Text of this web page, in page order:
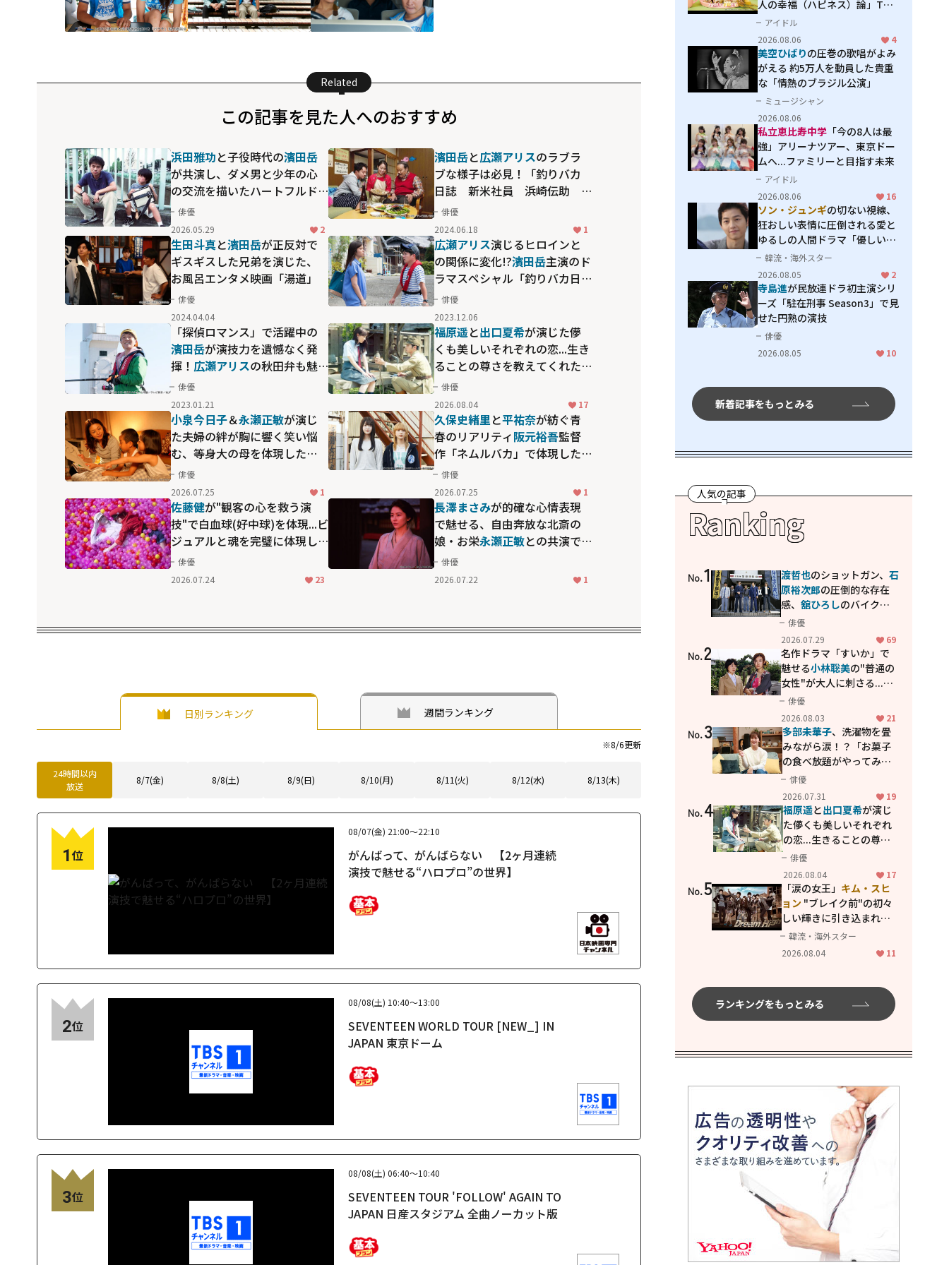
Related
この記事を見た人へのおすすめ
浜田雅功と子役時代の濱田岳
が共演し、ダメ男と少年の心
の交流を描いたハートフルド
ラマ！
な会話劇も魅力の「ひとりぼ
っちの君に」
俳優
2026.05.29
2
濱田岳と広瀬アリスのラブラ
ブな様子は必見！「釣りバカ
日誌 新米社員 浜崎伝助
瀬戸内海で大漁！結婚式大パ
ニック編」
俳優
2024.06.18
1
生田斗真と濱田岳が正反対で
ギスギスした兄弟を演じた、
お風呂エンタメ映画「湯道」
俳優
2024.04.04
広瀬アリス演じるヒロインと
の関係に変化!?濱田岳主演のド
ラマスペシャル「釣りバカ日
誌 新入社員 浜崎伝助 伊
勢志摩で大漁！初めての出張
編」
俳優
2023.12.06
「探偵ロマンス」で活躍中の
濱田岳が演技力を遺憾なく発
揮！ 広瀬アリスの秋田弁も魅
力のドラマ「釣りバカ日誌
新入社員 浜崎伝助」
俳優
2023.01.21
福原遥と出口夏希が演じた儚
くも美しいそれぞれの恋...生き
ることの尊さを教えてくれた
映画「あの花が咲く丘で、君と
また出会えたら。」
俳優
2026.08.04
17
小泉今日子＆永瀬正敏が演じ
た夫婦の絆が胸に響く――笑い悩
む、等身大の母を体現した
「毎日かあさん」
俳優
2026.07.25
1
久保史緒里と平祐奈が紡ぐ青
春のリアリティ――阪元裕吾監督
作「ネムルバカ」で体現した
ゆるやかな空気
俳優
2026.07.25
1
佐藤健が"観客の心を救う演
技"で白血球(好中球)を体現...ビ
ジュアルと魂を完璧に体現し
た映画「はたらく細胞」
俳優
2026.07.24
23
長澤まさみが的確な心情表現
で魅せる、自由奔放な北斎の
娘・お栄――永瀬正敏との共演で
絵師親子の絆を描いた「おー
い、応為」
俳優
2026.07.22
1
日別ランキング 週間ランキング
※8/6更新
24時間以内
放送
8/7(金) 8/8(土) 8/9(日) 8/10(月) 8/11(火) 8/12(水) 8/13(木)
1位
08/07(金) 21:00～22:10
がんばって、がんばらない 【2ヶ月連続
演技で魅せる“ハロプロ”の世界】
2位
08/08(土) 10:40～13:00
SEVENTEEN WORLD TOUR [NEW_] IN
JAPAN 東京ドーム
3位
08/08(土) 06:40～10:40
SEVENTEEN TOUR 'FOLLOW' AGAIN TO
JAPAN 日産スタジアム 全曲ノーカット版
人の幸福（ハピネス）論」THE
MAKING
アイドル
2026.08.06
4
美空ひばりの圧巻の歌唱がよみ
がえる 約5万人を動員した貴重
な「情熱のブラジル公演」
ミュージシャン
2026.08.06
私立恵比寿中学 「今の8人は最
強」アリーナツアー、東京ドー
ムへ...ファミリーと目指す未来
アイドル
2026.08.06
16
ソン・ジュンギの切ない視線、
狂おしい表情に圧倒される――愛と
ゆるしの人間ドラマ「優しい
男」
韓流・海外スター
2026.08.05
2
寺島進が民放連ドラ初主演シリ
ーズ「駐在刑事 Season3」で見
せた円熟の演技
俳優
2026.08.05
10
新着記事をもっとみる
人気の記事
Ranking
No.1 渡哲也のショットガン、石
原裕次郎の圧倒的な存在
感、舘ひろしのバイクア
クション！"大門軍団"の
カッコよさが詰まった
「西部警察 PART-II」
俳優
2026.07.29
69
No.2
名作ドラマ「すいか」で
魅せる小林聡美の"普通の
女性"が大人に刺さる...映
画「かもめ食堂」にも通
じる静かな芝居
俳優
2026.08.03
21
No.3 多部未華子、洗濯物を畳
みながら涙！？「お菓子
の食べ放題がやってみた
い」ハンディファン4台の
暑さ対策も明かす
俳優
2026.07.31
19
No.4 福原遥と出口夏希が演じ
た儚くも美しいそれぞれ
の恋...生きることの尊さ
を教えてくれた映画「あ
の花が咲く丘で、君とま
た出会えたら。」
俳優
2026.08.04
17
No.5 「涙の女王」 キム・スヒ
ョン "ブレイク前"の初々
しい輝きに引き込まれ
る...2PM テギョン
共演の青春名作「ドリー
韓流・海外スター
2026.08.04
11
ランキングをもっとみる